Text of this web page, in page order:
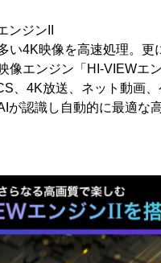
ンジンII
い4K映像を高速処理。更
像エンジン「HI-VIEWエ
、4K放送、ネット動画
が認識し自動的に最適な